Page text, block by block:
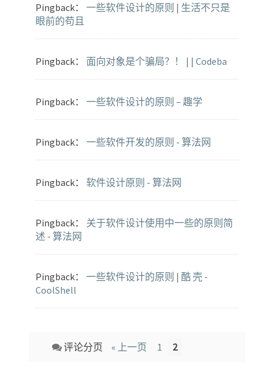
Pingback： 一些软件设计的原则 | 生活不只是
眼前的苟且
Pingback： 面向对象是个骗局？！ | | Codeba
Pingback： 一些软件设计的原则 – 趣学
Pingback： 一些软件开发的原则 - 算法网
Pingback： 软件设计原则 - 算法网
Pingback： 关于软件设计使用中一些的原则简
述 - 算法网
Pingback： 一些软件设计的原则 | 酷 壳 -
CoolShell
Comment
navigation
评论分页 « 上一页 1 2